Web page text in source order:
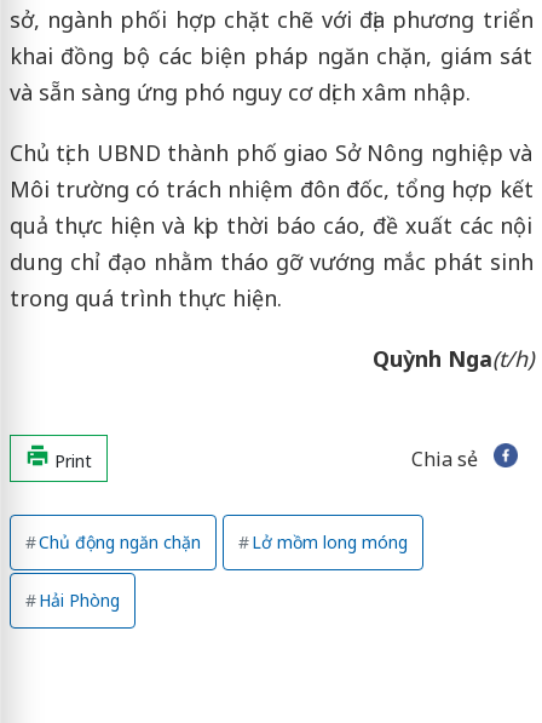
sở, ngành phối hợp chặt chẽ với địa phương triển
khai đồng bộ các biện pháp ngăn chặn, giám sát
và sẵn sàng ứng phó nguy cơ dịch xâm nhập.
Chủ tịch UBND thành phố giao Sở Nông nghiệp và
Môi trường có trách nhiệm đôn đốc, tổng hợp kết
quả thực hiện và kịp thời báo cáo, đề xuất các nội
dung chỉ đạo nhằm tháo gỡ vướng mắc phát sinh
trong quá trình thực hiện.
Quỳnh Nga(t/h)
Print Chia sẻ
Chủ động ngăn chặn Lở mồm long móng
Hải Phòng